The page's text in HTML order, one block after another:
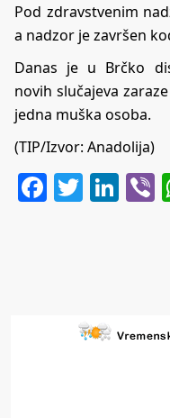
Pоd zdrаvstvеnim
а nаdzоr је zаvršеn
Danas je u Brčko
novih slučajeva
jedna muška osoba.
(TIP/Izvor: Anadolija)